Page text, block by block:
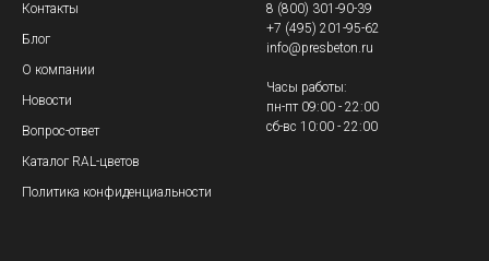
Контакты
Блог
О компании
Новости
Вопрос-ответ
Каталог RAL-цветов
Политика конфиденциальности
8 (800) 301-90-39
+7 (495) 201-95-62
info@presbeton.ru
Часы работы:
пн-пт 09:00 - 22:00
сб-вс 10:00 - 22:00